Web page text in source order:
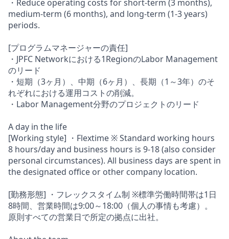
・Reduce operating costs for short-term (3 months),
medium-term (6 months), and long-term (1-3 years)
periods.
[プログラムマネージャーの責任]
・JPFC Networkにおける1RegionのLabor Management
のリード
・短期（3ヶ月）、中期（6ヶ月）、長期（1～3年）のそ
れぞれにおける運用コストの削減。
・Labor Management分野のプロジェクトのリード
A day in the life
[Working style] ・Flextime ※ Standard working hours
8 hours/day and business hours is 9-18 (also consider
personal circumstances). All business days are spent in
the designated office or other company location.
[勤務形態] ・フレックスタイム制 ※標準労働時間帯は1日
8時間、営業時間は9:00～18:00（個人の事情も考慮）。
原則すべての営業日で所定の拠点に出社。